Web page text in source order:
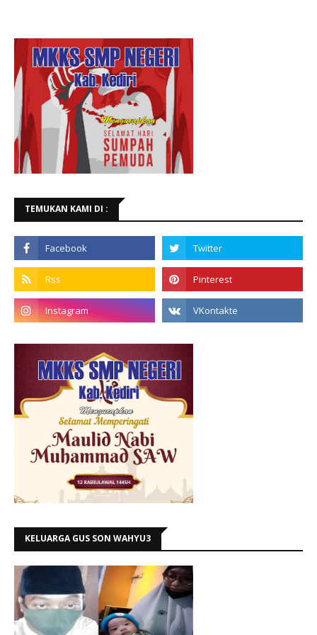
TEMUKAN KAMI DI :
KELUARGA GUS SON WAHYU3